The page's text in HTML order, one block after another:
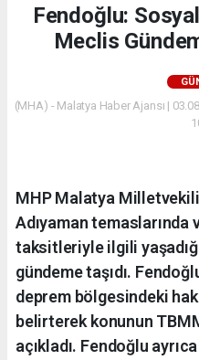
Fendoğlu:
Meclis
(MHA) - Malatya Haber Ajansı |
MHP Malatya
Adıyaman
taksitleriyle ilgili
gündeme taşıdı.
deprem bölgesindeki
belirterek konunun
açıkladı. Fendoğlu